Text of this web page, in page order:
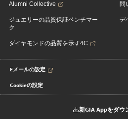
Alumni Collective
ジュエリーの品質保証ベンチマー
ク
ダイヤモンドの品質を示す4C
問
デ
Eメールの設定
Cookieの設定
新GIA Appをダウ